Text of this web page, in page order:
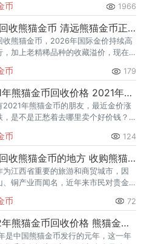
。2003年春节金币，其价格受多种因
合影响，如金币
币 1966
清远回收熊猫金币 清远熊猫金币正规回收渠道
收熊猫金币，2026年国际金价持续高
，加上老精稀品种的收藏溢价，现在
，还是县城乡镇的藏友，只要一个电
业回收渠道就能上门
币 179
2021年熊猫金币回收价格 2021年熊猫金币回收渠道(高价回收)
2021年熊猫金币的朋友，最近金价涨
，是不是正愁着去哪里卖个好价钱？
价格和最靠谱的回收渠道一次性告诉
单直接，不绕弯
币 124
鹰潭回收熊猫金币的地方 收购熊猫金币正规渠道
为江西省重要的旅游和商贸城市，因
、铜产业而闻名，近年来市民对贵金
国人民银行发行的法定货币，兼具黄
属性与艺术收藏价值，深
币 72
1982年熊猫金币回收价格 熊猫金币最新回收渠道与估价
是中国熊猫金币发行的元年，这一年